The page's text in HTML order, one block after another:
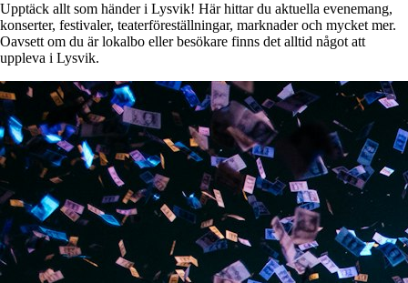
Upptäck allt som händer i Lysvik! Här hittar du aktuella evenemang,
konserter, festivaler, teaterföreställningar, marknader och mycket mer.
Oavsett om du är lokalbo eller besökare finns det alltid något att
uppleva i Lysvik.